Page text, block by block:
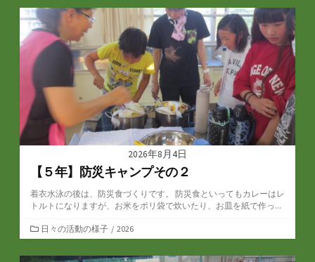
ゴ
リ
ー
2026年8月4日
【５年】防災キャンプその２
着衣水泳の後は、防災食づくりです。 防災食といってもカレーはレ
トルトになりますが、お米をポリ袋で炊いたり、お皿を紙で作っ...
カ
テ
ゴ
日々の活動の様子 / 2026